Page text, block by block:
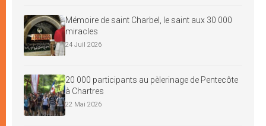
Mémoire de saint Charbel, le saint aux 30 000
miracles
24 Juil 2026
20 000 participants au pèlerinage de Pentecôte
à Chartres
22 Mai 2026